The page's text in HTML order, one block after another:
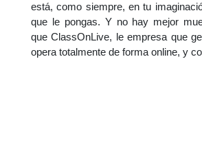
está, como siempre, en tu
que le pongas. Y no hay mejor
que ClassOnLive, le empresa que
opera totalmente de forma online, y